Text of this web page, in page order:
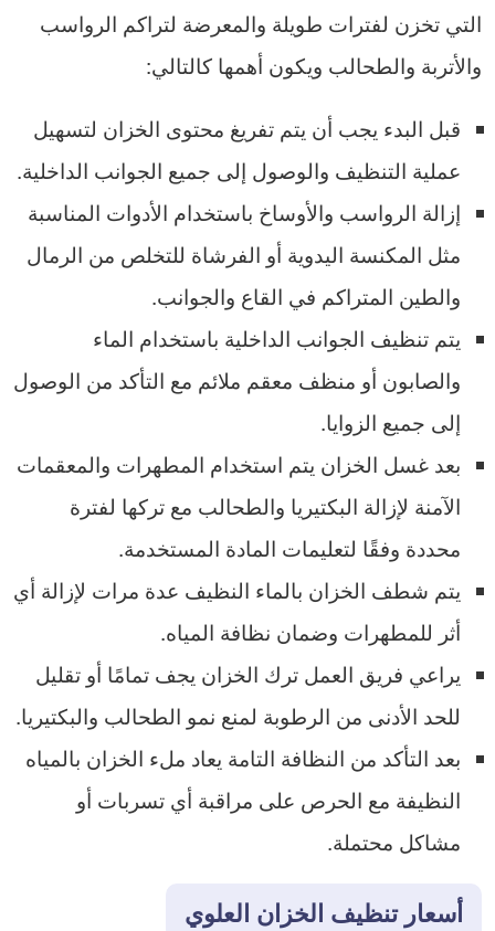
التي تخزن لفترات طويلة والمعرضة لتراكم الرواسب
والأتربة والطحالب ويكون أهمها كالتالي:
قبل البدء يجب أن يتم تفريغ محتوى الخزان لتسهيل
عملية التنظيف والوصول إلى جميع الجوانب الداخلية.
إزالة الرواسب والأوساخ باستخدام الأدوات المناسبة
مثل المكنسة اليدوية أو الفرشاة للتخلص من الرمال
والطين المتراكم في القاع والجوانب.
يتم تنظيف الجوانب الداخلية باستخدام الماء
والصابون أو منظف معقم ملائم مع التأكد من الوصول
إلى جميع الزوايا.
بعد غسل الخزان يتم استخدام المطهرات والمعقمات
الآمنة لإزالة البكتيريا والطحالب مع تركها لفترة
محددة وفقًا لتعليمات المادة المستخدمة.
يتم شطف الخزان بالماء النظيف عدة مرات لإزالة أي
أثر للمطهرات وضمان نظافة المياه.
يراعي فريق العمل ترك الخزان يجف تمامًا أو تقليل
للحد الأدنى من الرطوبة لمنع نمو الطحالب والبكتيريا.
بعد التأكد من النظافة التامة يعاد ملء الخزان بالمياه
النظيفة مع الحرص على مراقبة أي تسربات أو
مشاكل محتملة.
أسعار تنظيف الخزان العلوي